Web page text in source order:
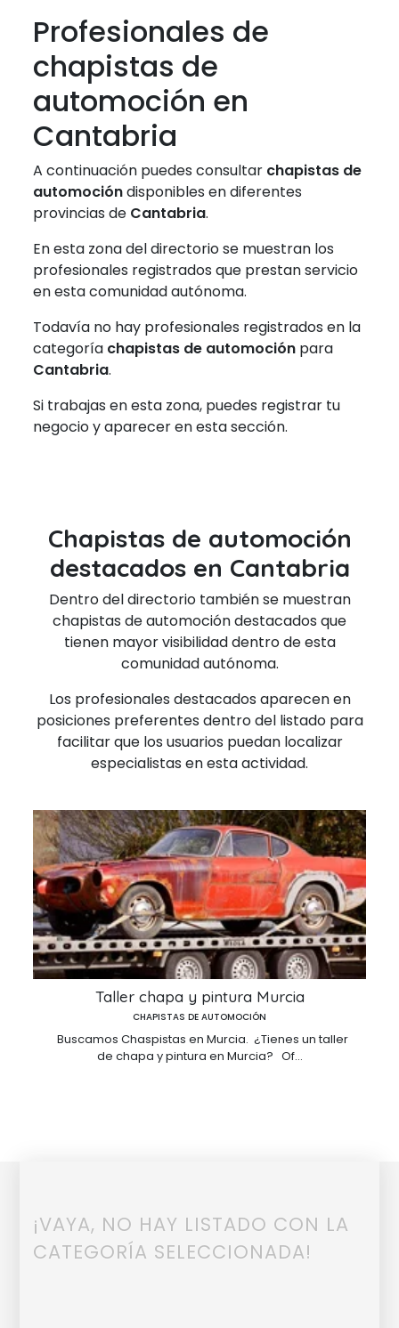
Profesionales de
chapistas de
automoción en
Cantabria
A continuación puedes consultar chapistas de
automocióndisponibles en diferentes
provincias de Cantabria.
En esta zona del directorio se muestran los
profesionales registrados que prestan servicio
en esta comunidad autónoma.
Todavía no hay profesionales registrados en la
categoría chapistas de automoción para
Cantabria.
Si trabajas en esta zona, puedes registrar tu
negocio y aparecer en esta sección.
Chapistas de automoción
destacados en Cantabria
Dentro del directorio también se muestran
chapistas de automoción destacados que
tienen mayor visibilidad dentro de esta
comunidad autónoma.
Los profesionales destacados aparecen en
posiciones preferentes dentro del listado para
facilitar que los usuarios puedan localizar
especialistas en esta actividad.
Taller chapa y pintura Murcia
CHAPISTAS DE AUTOMOCIÓN
Buscamos Chaspistas en Murcia. ¿Tienes un taller
de chapa y pintura en Murcia? Of...
¡VAYA, NO HAY LISTADO CON LA
CATEGORÍA SELECCIONADA!